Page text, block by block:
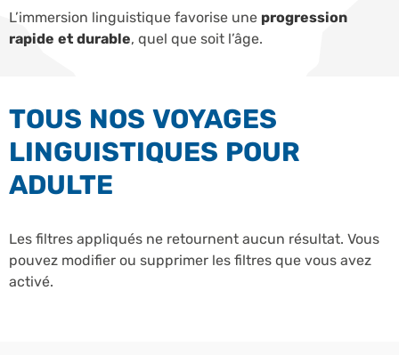
L’immersion linguistique favorise une progression
rapide et durable, quel que soit l’âge.
TOUS NOS VOYAGES
LINGUISTIQUES POUR
ADULTE
Les filtres appliqués ne retournent aucun résultat. Vous
pouvez modifier ou supprimer les filtres que vous avez
activé.